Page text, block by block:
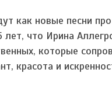
как новые песни
что Ирина
которые
красота и